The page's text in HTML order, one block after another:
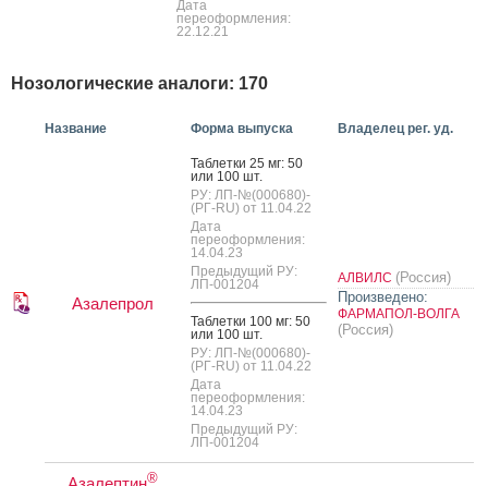
Дата
переоформления:
22.12.21
Нозологические аналоги: 170
Название Форма выпуска Владелец рег. уд.
Азалепрол
Таб­летки 25 мг: 50
или 100 шт.
РУ: ЛП-№(000680)-
(РГ-RU) от 11.04.22
Дата
переоформления:
14.04.23
Предыдущий РУ:
ЛП-001204
Таб­летки 100 мг: 50
или 100 шт.
РУ: ЛП-№(000680)-
(РГ-RU) от 11.04.22
Дата
переоформления:
14.04.23
Предыдущий РУ:
ЛП-001204
АЛВИЛС (Россия)
Произведено:
ФАРМАПОЛ-ВОЛГА
(Россия)
®